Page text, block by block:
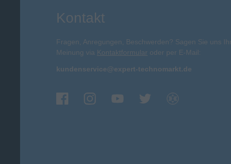
Kontakt
Fragen, Anregungen, Beschwerden? Sagen Sie uns
Meinung via Kontaktformular oder per E-Mail:
kundenservice@expert-technomarkt.de